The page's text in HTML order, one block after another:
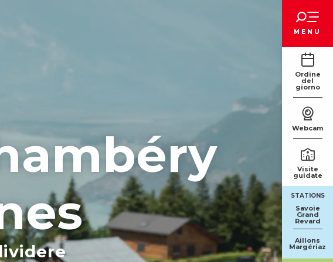
MENU
Ordine
del
giorno
Webcam
Visite
guidate
STATIONS
Savoie
Grand
Revard
Aillons
Margériaz